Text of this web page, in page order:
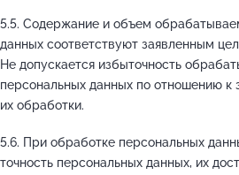
5.5. Содержание и объем
данных соответствуют заявленным
Не допускается избыточность
персональных данных по отношению к
их обработки.
5.6. При обработке персональных
точность персональных данных, их